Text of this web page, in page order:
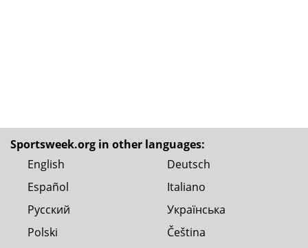
Sportsweek.org in other languages:
English
Deutsch
Español
Italiano
Русский
Українська
Polski
Čeština